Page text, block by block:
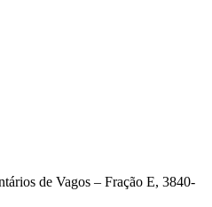
de Vagos – Fração E, 3840-